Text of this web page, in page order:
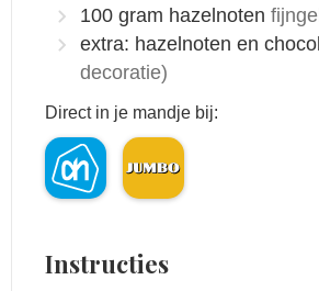
100 gram hazelnoten
extra: hazelnoten en
decoratie)
Direct in je mandje bij:
Instructies